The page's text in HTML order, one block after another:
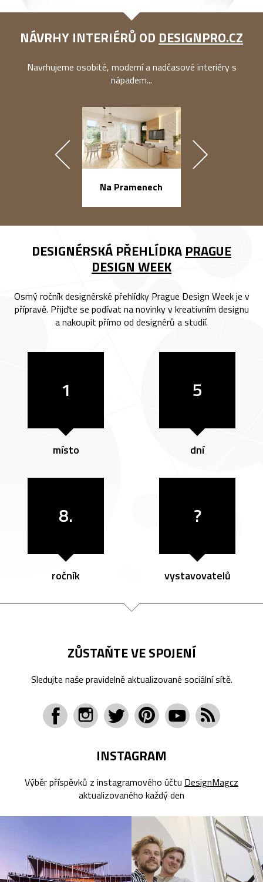
NÁVRHY INTERIÉRŮ OD DESIGNPRO.CZ
Navrhujeme osobité, moderní a nadčasové interiéry s
nápadem...
Na Pramenech
DESIGNÉRSKÁ PŘEHLÍDKA PRAGUE
DESIGN WEEK
Osmý ročník designérské přehlídky Prague Design Week je v
přípravě. Přijďte se podívat na novinky v kreativním designu
a nakoupit přímo od designérů a studií.
1
místo
5
dní
8.
ročník
?
vystavovatelů
ZŮSTAŇTE VE SPOJENÍ
Sledujte naše pravidelně aktualizované sociální sítě.
INSTAGRAM
Výběr příspěvků z instagramového účtu DesignMagcz
aktualizovaného každý den